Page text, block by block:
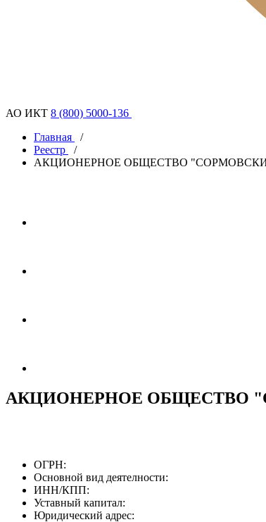
АО ИКТ 8 (800) 5000-136
Главная
/
Реестр
/
АКЦИОНЕРНОЕ ОБЩЕСТВО
АКЦИОНЕРНОЕ ОБЩЕСТВО
ОГРН:
Основной вид деятелности:
ИНН/КПП:
Уставный капитал:
Юридический адрес: